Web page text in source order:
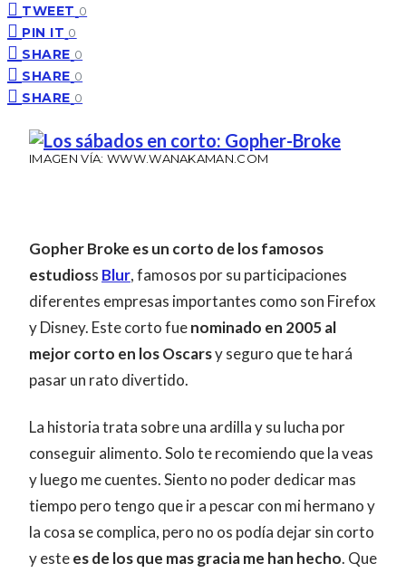
TWEET 0
PIN IT 0
SHARE 0
SHARE 0
SHARE 0
IMAGEN VÍA: WWW.WANAKAMAN.COM
Gopher Broke es un corto de los famosos
estudioss Blur, famosos por su participaciones
diferentes empresas importantes como son Firefox
y Disney. Este corto fuenominado en 2005 al
mejor corto en los Oscarsy seguro que te hará
pasar un rato divertido.
La historia trata sobre una ardilla y su lucha por
conseguir alimento. Solo te recomiendo que la veas
y luego me cuentes. Siento no poder dedicar mas
tiempo pero tengo que ir a pescar con mi hermano y
la cosa se complica, pero no os podía dejar sin corto
y estees de los que mas gracia me han hecho. Que